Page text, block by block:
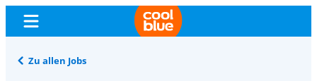
Zu allen Jobs